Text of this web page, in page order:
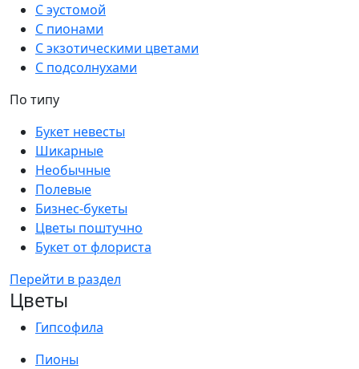
С эустомой
С пионами
С экзотическими цветами
С подсолнухами
По типу
Букет невесты
Шикарные
Необычные
Полевые
Бизнес-букеты
Цветы поштучно
Букет от флориста
Перейти в раздел
Цветы
Гипсофила
Пионы